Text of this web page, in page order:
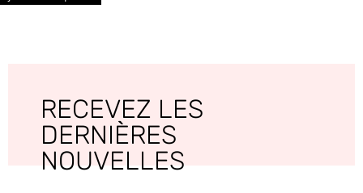
RECEVEZ LES
DERNIÈRES
NOUVELLES